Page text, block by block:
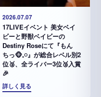
2026.07.07
17LIVEイベント 美女ベイ
ビーと野獣ベイビーの
Destiny Roseにて『もん
ちっ🐵𓈒𓏸︎︎︎︎』が総合レベル別2
位🥈、全ライバー3位🥉入賞
🎉
詳しく見る